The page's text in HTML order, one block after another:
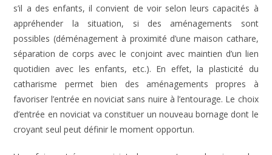
s’il a des enfants, il convient de voir selon leurs capacités à
appréhender la situation, si des aménagements sont
possibles (déménagement à proximité d’une maison cathare,
séparation de corps avec le conjoint avec maintien d’un lien
quotidien avec les enfants, etc.). En effet, la plasticité du
catharisme permet bien des aménagements propres à
favoriser l’entrée en noviciat sans nuire à l’entourage. Le choix
d’entrée en noviciat va constituer un nouveau bornage dont le
croyant seul peut définir le moment opportun.